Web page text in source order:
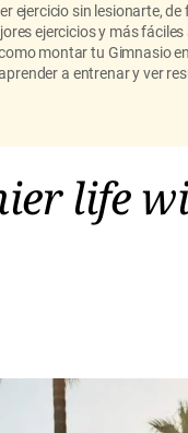
ejercicio sin lesionarte,
ejercicios y más
montar tu Gimnasio
a entrenar y ver
life